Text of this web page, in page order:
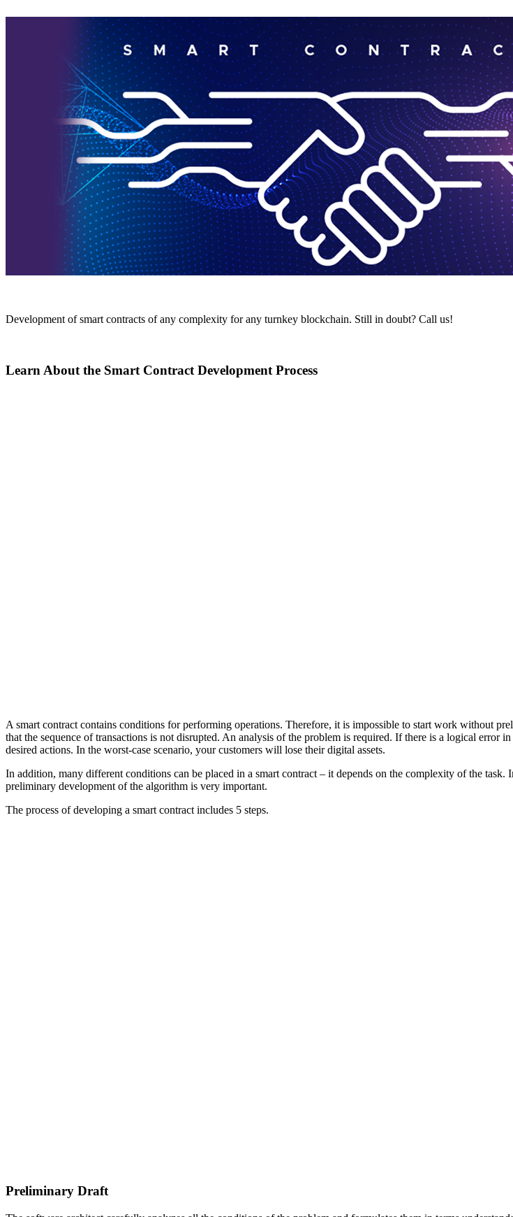
Development of smart contracts of any complexity for any turnkey blockchain. Still in doubt? Call us!
Learn About the Smart Contract Development Process
A smart contract contains conditions for performing operations. Therefore, it is impossible to start work without
that the sequence of transactions is not disrupted. An analysis of the problem is required. If there is a logical
desired actions. In the worst-case scenario, your customers will lose their digital assets.
In addition, many different conditions can be placed in a smart contract – it depends on the complexity of the
preliminary development of the algorithm is very important.
The process of developing a smart contract includes 5 steps.
Preliminary Draft